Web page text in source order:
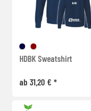
HDBK Sweatshirt
ab 31,20 € *